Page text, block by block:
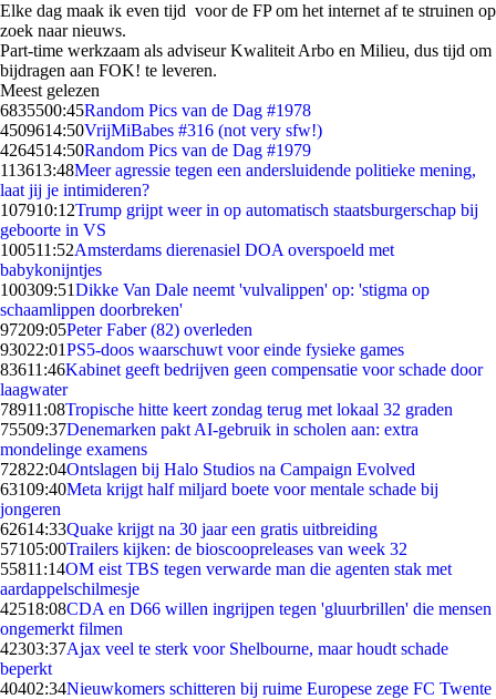
Elke dag maak ik even tijd voor de FP om het internet af te struinen op
zoek naar nieuws.
Part-time werkzaam als adviseur Kwaliteit Arbo en Milieu, dus tijd om
bijdragen aan FOK! te leveren.
Meest gelezen
6835500:45Random Pics van de Dag #1978
4509614:50VrijMiBabes #316 (not very sfw!)
4264514:50Random Pics van de Dag #1979
113613:48Meer agressie tegen een andersluidende politieke mening,
laat jij je intimideren?
107910:12Trump grijpt weer in op automatisch staatsburgerschap bij
geboorte in VS
100511:52Amsterdams dierenasiel DOA overspoeld met
babykonijntjes
100309:51Dikke Van Dale neemt 'vulvalippen' op: 'stigma op
schaamlippen doorbreken'
97209:05Peter Faber (82) overleden
93022:01PS5-doos waarschuwt voor einde fysieke games
83611:46Kabinet geeft bedrijven geen compensatie voor schade door
laagwater
78911:08Tropische hitte keert zondag terug met lokaal 32 graden
75509:37Denemarken pakt AI-gebruik in scholen aan: extra
mondelinge examens
72822:04Ontslagen bij Halo Studios na Campaign Evolved
63109:40Meta krijgt half miljard boete voor mentale schade bij
jongeren
62614:33Quake krijgt na 30 jaar een gratis uitbreiding
57105:00Trailers kijken: de bioscoopreleases van week 32
55811:14OM eist TBS tegen verwarde man die agenten stak met
aardappelschilmesje
42518:08CDA en D66 willen ingrijpen tegen 'gluurbrillen' die mensen
ongemerkt filmen
42303:37Ajax veel te sterk voor Shelbourne, maar houdt schade
beperkt
40402:34Nieuwkomers schitteren bij ruime Europese zege FC Twente